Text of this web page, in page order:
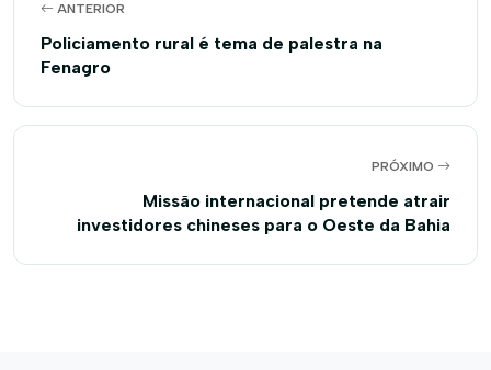
ANTERIOR
Policiamento rural é tema de palestra na
Fenagro
PRÓXIMO
Missão internacional pretende atrair
investidores chineses para o Oeste da Bahia